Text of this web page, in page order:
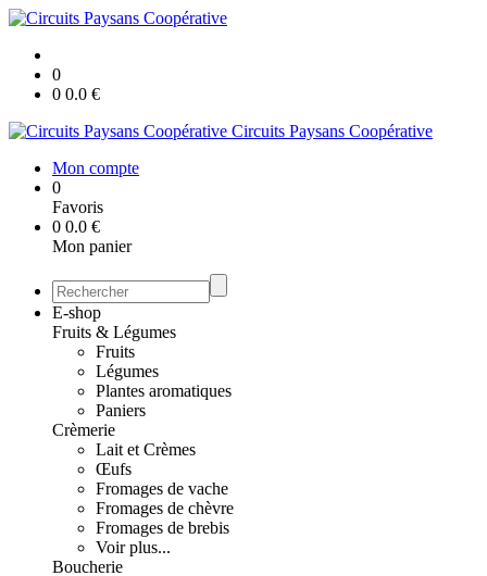
0
0 0.0 €
Circuits Paysans Coopérative
Mon compte
0
Favoris
0 0.0 €
Mon panier
E-shop
Fruits & Légumes
Fruits
Légumes
Plantes aromatiques
Paniers
Crèmerie
Lait et Crèmes
Œufs
Fromages de vache
Fromages de chèvre
Fromages de brebis
Voir plus...
Boucherie